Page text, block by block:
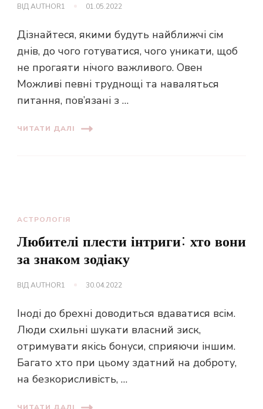
ВІДAUTHOR1 01.05.2022
Дізнайтеся, якими будуть найближчі сім
днів, до чого готуватися, чого уникати, щоб
не прогаяти нічого важливого. Овен
Можливі певні труднощі та наваляться
питання, пов’язані з …
ЧИТАТИ ДАЛІ
АСТРОЛОГІЯ
Любителі плести інтриги: хто вони
за знаком зодіаку
ВІДAUTHOR1 30.04.2022
Іноді до брехні доводиться вдаватися всім.
Люди схильні шукати власний зиск,
отримувати якісь бонуси, сприяючи іншим.
Багато хто при цьому здатний на доброту,
на безкорисливість, …